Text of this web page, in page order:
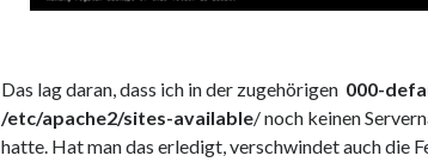
Das lag daran, dass ich in der zugehörigen 000-
/etc/apache2/sites-available/ noch keinen
hatte. Hat man das erledigt, verschwindet auch die